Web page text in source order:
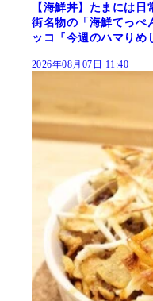
【海鮮丼】たまには
街名物の「海鮮てっぺ
ッコ『今週のハマりめ
2026年08月07日 11:40